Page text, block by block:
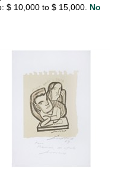
$ 10,000 to $ 15,000. No